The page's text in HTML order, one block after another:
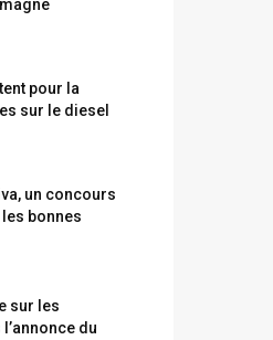
pour la
sur le diesel
un concours
bonnes
sur les
du